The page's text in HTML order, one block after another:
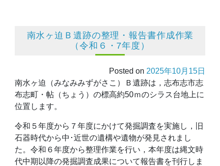
南水ヶ迫Ｂ遺跡の整理・報告書作成作業
（令和６・7年度）
Posted on 2025年10月15日
南水ヶ迫（みなみみずがさこ）Ｂ遺跡は，志布志市志
布志町・帖（ちょう）の標高約50ｍのシラス台地上に
位置します。
令和５年度から７年度にかけて発掘調査を実施し，旧
石器時代から中･近世の遺構や遺物が発見されまし
た。令和６年度から整理作業を行い，本年度は縄文時
代中期以降の発掘調査成果について報告書を刊行しま